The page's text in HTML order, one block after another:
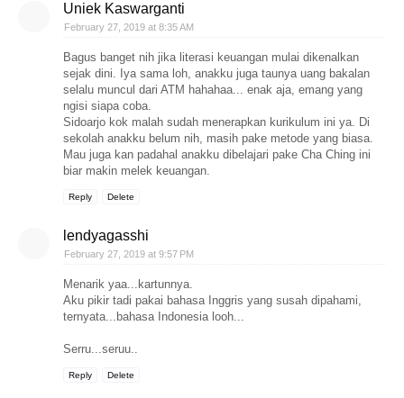
Uniek Kaswarganti
February 27, 2019 at 8:35 AM
Bagus banget nih jika literasi keuangan mulai dikenalkan
sejak dini. Iya sama loh, anakku juga taunya uang bakalan
selalu muncul dari ATM hahahaa... enak aja, emang yang
ngisi siapa coba.
Sidoarjo kok malah sudah menerapkan kurikulum ini ya. Di
sekolah anakku belum nih, masih pake metode yang biasa.
Mau juga kan padahal anakku dibelajari pake Cha Ching ini
biar makin melek keuangan.
Reply Delete
lendyagasshi
February 27, 2019 at 9:57 PM
Menarik yaa...kartunnya.
Aku pikir tadi pakai bahasa Inggris yang susah dipahami,
ternyata...bahasa Indonesia looh...
Serru...seruu..
Reply Delete